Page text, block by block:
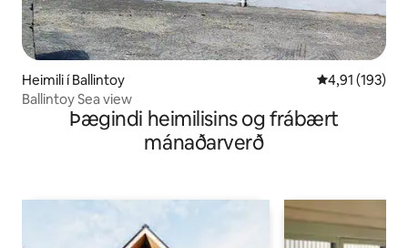
Heimili í Ballintoy 4,91 af 5 í
4,91 (193)
Ballintoy Sea view
Þægindi heimilisins og frábært
mánaðarverð